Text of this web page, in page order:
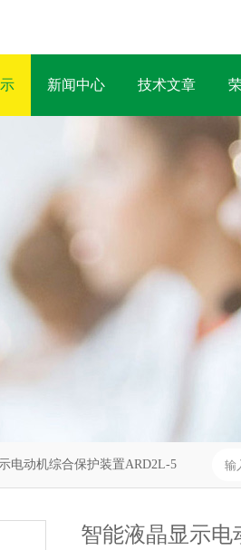
新闻中心 技术文章
电动机综合保护装置ARD2L-5
智能液晶显示电